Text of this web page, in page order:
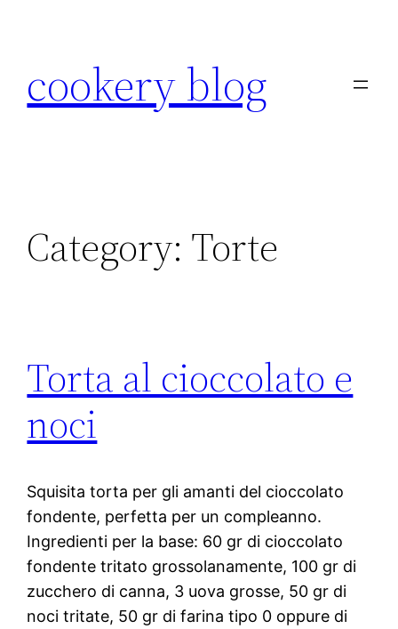
cookery blog
Category: Torte
Torta al cioccolato e
noci
Squisita torta per gli amanti del cioccolato
fondente, perfetta per un compleanno.
Ingredienti per la base: 60 gr di cioccolato
fondente tritato grossolanamente, 100 gr di
zucchero di canna, 3 uova grosse, 50 gr di
noci tritate, 50 gr di farina tipo 0 oppure di